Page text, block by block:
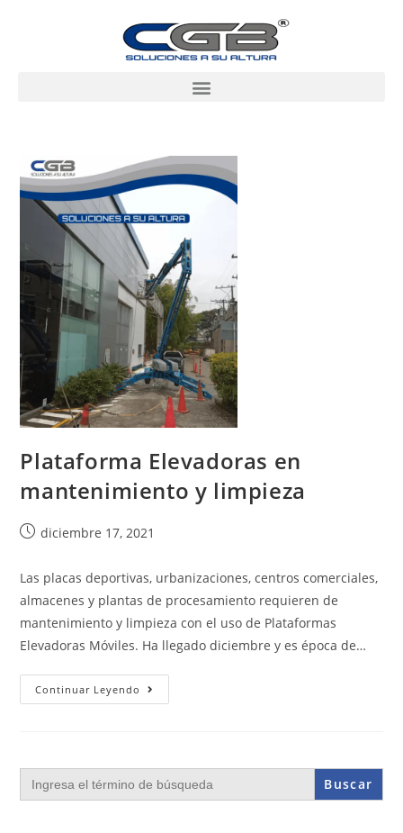
Plataforma Elevadoras en
mantenimiento y limpieza
diciembre 17, 2021
Las placas deportivas, urbanizaciones, centros comerciales,
almacenes y plantas de procesamiento requieren de
mantenimiento y limpieza con el uso de Plataformas
Elevadoras Móviles. Ha llegado diciembre y es época de…
Continuar Leyendo
Buscar: